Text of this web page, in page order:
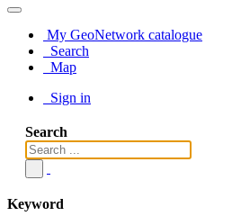
My GeoNetwork catalogue
Search
Map
Sign in
Search
Keyword